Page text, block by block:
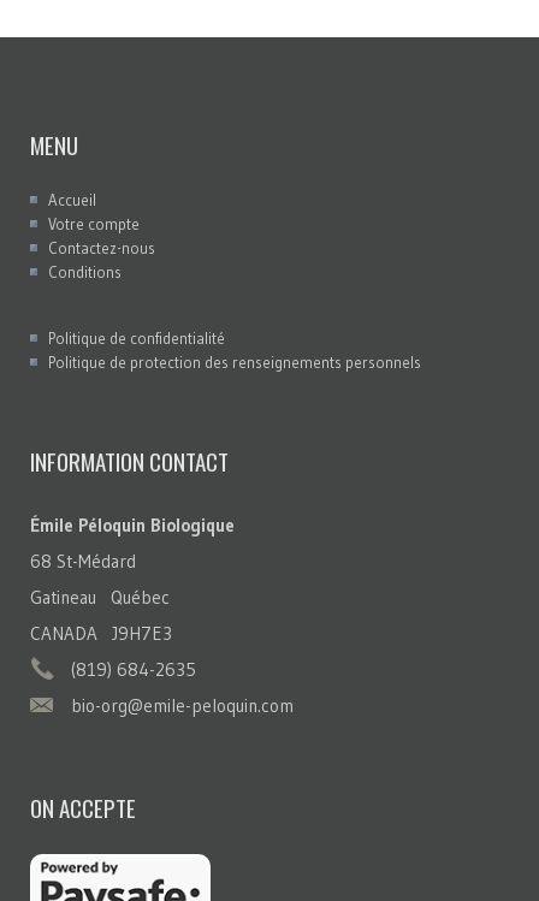
MENU
Accueil
Votre compte
Contactez-nous
Conditions
Politique de confidentialité
Politique de protection des renseignements personnels
INFORMATION CONTACT
Émile Péloquin Biologique
68 St-Médard
Gatineau Québec
CANADA J9H7E3
(819) 684-2635
bio-org@emile-peloquin.com
ON ACCEPTE